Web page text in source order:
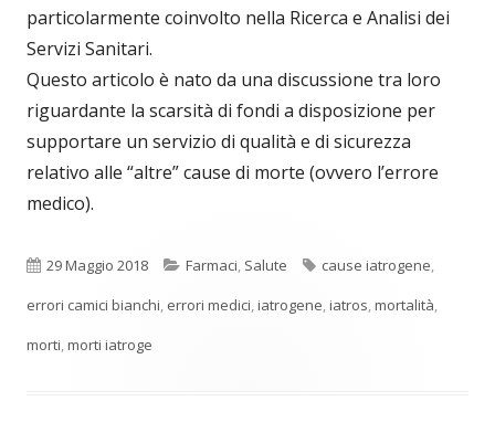
particolarmente coinvolto nella Ricerca e Analisi dei
Servizi Sanitari.
Questo articolo è nato da una discussione tra loro
riguardante la scarsità di fondi a disposizione per
supportare un servizio di qualità e di sicurezza
relativo alle “altre” cause di morte (ovvero l’errore
medico).
Pubblicato
29 Maggio 2018 Categorie
Farmaci, Salute Tag
cause iatrogene,
errori camici bianchi, errori medici,iatrogene,iatros,mortalità,
morti,morti iatroge